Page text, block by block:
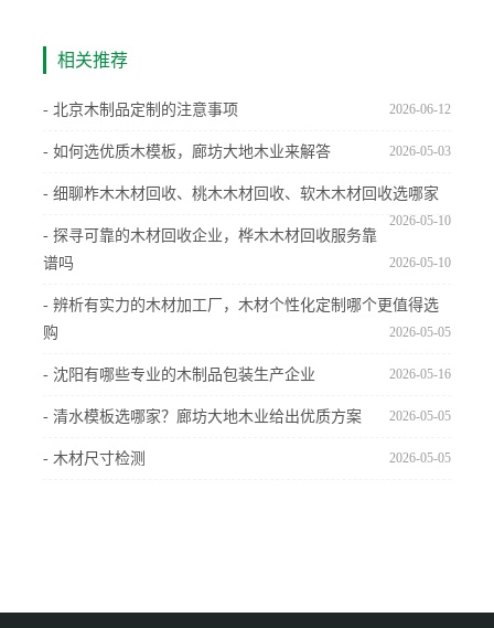
相关推荐
- 北京木制品定制的注意事项 2026-06-12
- 如何选优质木模板，廊坊大地木业来解答 2026-05-03
- 细聊柞木木材回收、桃木木材回收、软木木材回收选哪家
2026-05-10
- 探寻可靠的木材回收企业，桦木木材回收服务靠
谱吗
2026-05-10
- 辨析有实力的木材加工厂，木材个性化定制哪个更值得选
购
2026-05-05
- 沈阳有哪些专业的木制品包装生产企业 2026-05-16
- 清水模板选哪家？廊坊大地木业给出优质方案 2026-05-05
- 木材尺寸检测 2026-05-05